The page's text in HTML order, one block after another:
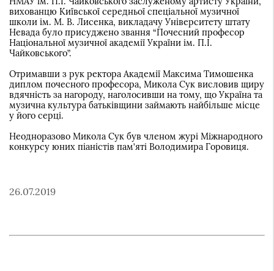
вихованцю Київської середньої спеціальної музичної
школи ім. М. В. Лисенка, викладачу Університету штату
Невада було присуджено звання “Почесний професор
Національної музичної академії України ім. П.І.
Чайковського”.
Отримавши з рук ректора Академії Максима Тимошенка
диплом почесного професора, Микола Сук висловив щиру
вдячність за нагороду, наголосивши на тому, що Україна та
музична культура батьківщини займають найбільше місце
у його серці.
Неодноразово Микола Сук був членом журі Міжнародного
конкурсу юних піаністів пам’яті Володимира Горовиця.
26.07.2019